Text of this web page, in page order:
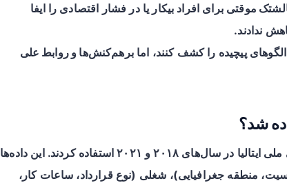
موقتی برای افراد بیکار یا در فشار اقتصادی را ایفا
ندادند.
برهم‌کنش‌ها و روابط علی
شد؟
محققان از داده‌های رسمی نظرسنجی‌های ملی ایتالیا در سال‌های ۲۰۱۸ و ۲۰۲۱ استفاده کردند. این داده‌ها
منطقه جغرافیایی)، شغلی (نوع قرارداد، ساعات کار،